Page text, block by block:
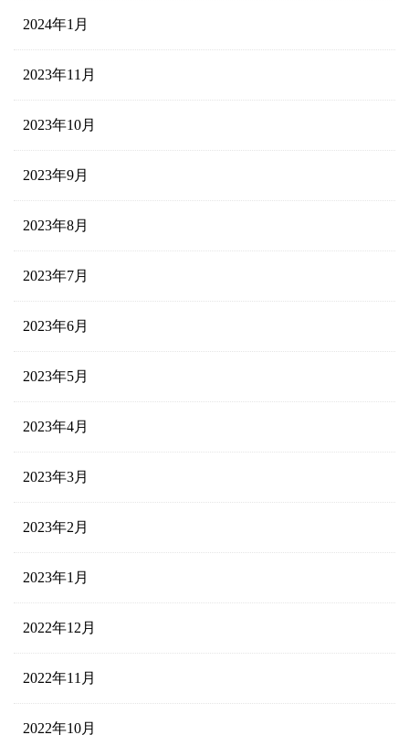
2024年1月
2023年11月
2023年10月
2023年9月
2023年8月
2023年7月
2023年6月
2023年5月
2023年4月
2023年3月
2023年2月
2023年1月
2022年12月
2022年11月
2022年10月